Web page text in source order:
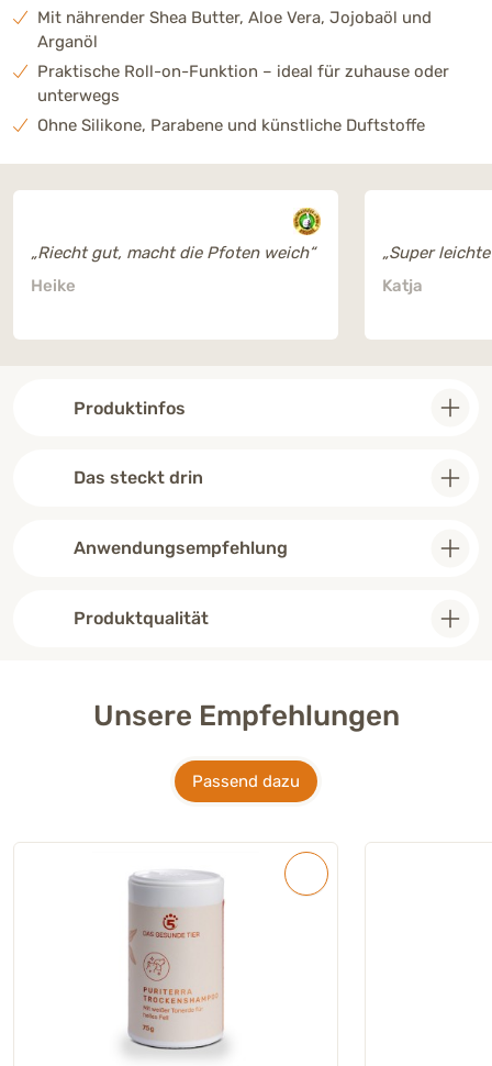
Mit nährender Shea Butter, Aloe Vera, Jojobaöl und
Arganöl
Praktische Roll-on-Funktion – ideal für zuhause oder
unterwegs
Ohne Silikone, Parabene und künstliche Duftstoffe
„Riecht gut, macht die Pfoten weich“
Heike
„Super
Katja
Produktinfos
Das steckt drin
Anwendungsempfehlung
Produktqualität
Unsere Empfehlungen
Passend dazu